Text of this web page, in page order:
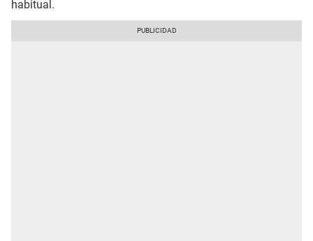
habitual.